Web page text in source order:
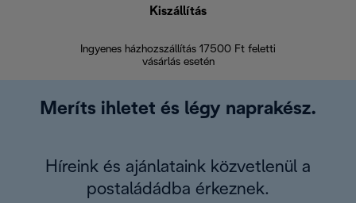
Kiszállítás
Ingyenes házhozszállítás 17500 Ft feletti
vásárlás esetén
Meríts ihletet és légy naprakész.
Híreink és ajánlataink közvetlenül a
postaládádba érkeznek.